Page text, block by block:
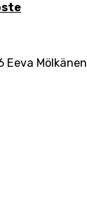
Eeva Mölkänen